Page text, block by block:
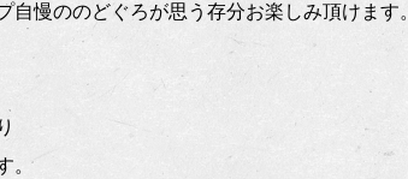
自慢ののどぐろが思う存分お楽しみ頂けます
。